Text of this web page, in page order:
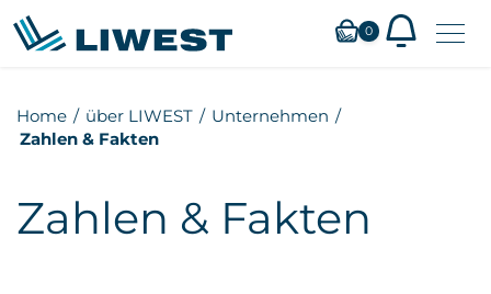
Zum
Hauptinhalt
0
Home über LIWEST
Unternehmen
Zahlen & Fakten
Zahlen & Fakten